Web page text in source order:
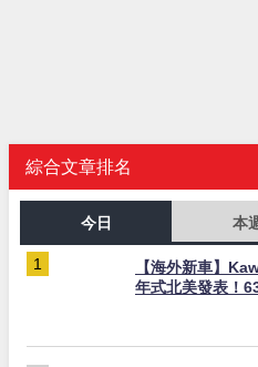
綜合文章排名
今日 本
【海外新車】
年式北美發表！